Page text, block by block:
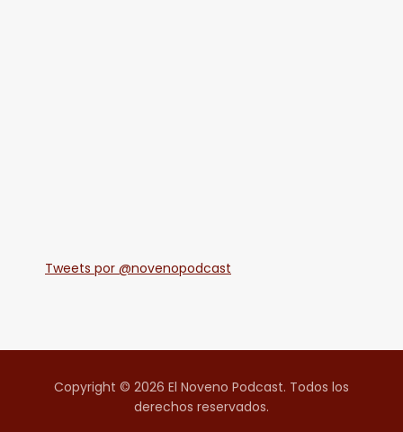
Tweets por @novenopodcast
Copyright © 2026 El Noveno Podcast. Todos los
derechos reservados.